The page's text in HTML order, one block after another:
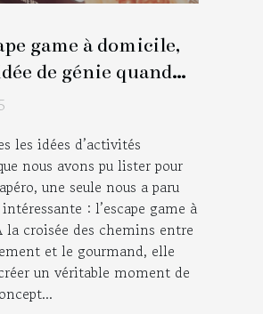
game à domicile,
de génie quand
de l’apéro !
les idées d’activités
nous avons pu lister pour
une seule nous a paru
: l’escape game à
croisée des chemins entre
et le gourmand, elle
un véritable moment de